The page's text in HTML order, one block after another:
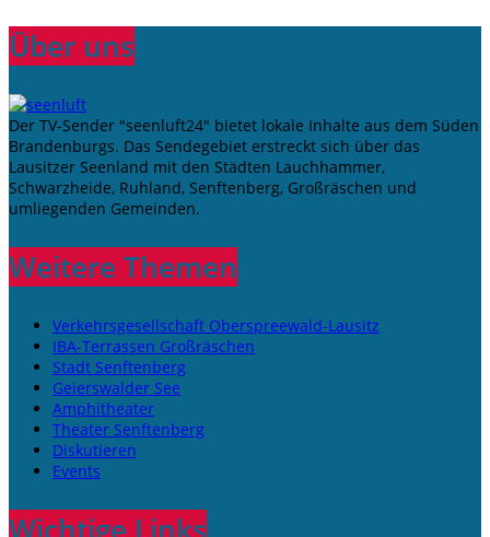
Über uns
Der TV-Sender "seenluft24" bietet lokale Inhalte aus dem Süden
Brandenburgs. Das Sendegebiet erstreckt sich über das
Lausitzer Seenland mit den Städten Lauchhammer,
Schwarzheide, Ruhland, Senftenberg, Großräschen und
umliegenden Gemeinden.
Weitere Themen
Verkehrsgesellschaft Oberspreewald-Lausitz
IBA-Terrassen Großräschen
Stadt Senftenberg
Geierswalder See
Amphitheater
Theater Senftenberg
Diskutieren
Events